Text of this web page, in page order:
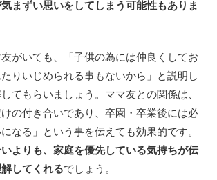
まずい思いをしてしまう可能性もありま
がいても、「子供の為には仲良くしてお
りいじめられる事もないから」と説明し
てもらいましょう。ママ友との関係は、
けの付き合いであり、卒園・卒業後には必
なる」という事を伝えても効果的です。
よりも、家庭を優先している気持ちが伝
してくれるでしょう。